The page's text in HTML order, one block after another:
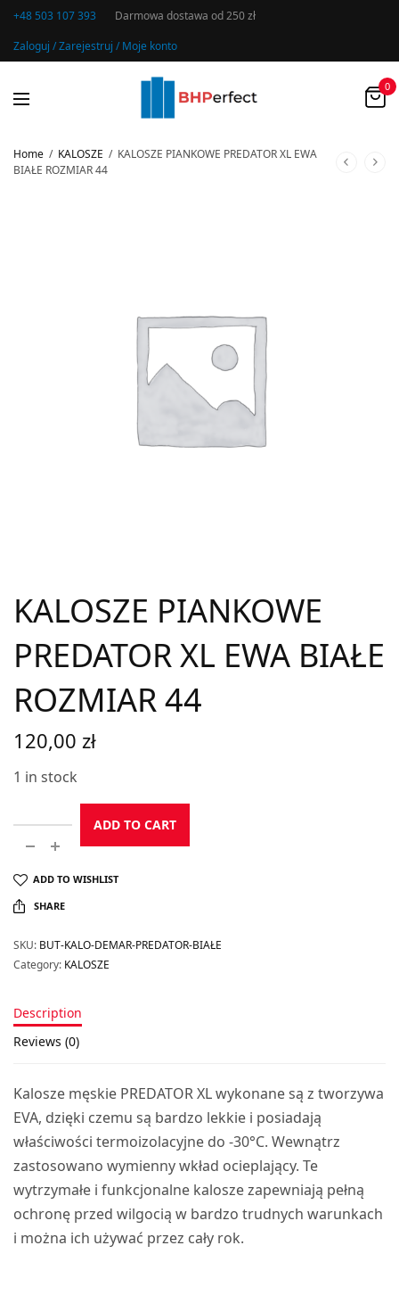
+48 503 107 393 Darmowa dostawa od 250 zł
Zaloguj / Zarejestruj / Moje konto
0
Home / KALOSZE / KALOSZE PIANKOWE PREDATOR XL EWA
BIAŁE ROZMIAR 44
KALOSZE PIANKOWE
PREDATOR XL EWA BIAŁE
ROZMIAR 44
120,00 zł
1 in stock
ADD TO CART
ADD TO WISHLIST
SHARE
SKU: BUT-KALO-DEMAR-PREDATOR-BIAŁE
Category: KALOSZE
Description
Reviews (0)
Kalosze męskie PREDATOR XL wykonane są z tworzywa
EVA, dzięki czemu są bardzo lekkie i posiadają
właściwości termoizolacyjne do -30°C. Wewnątrz
zastosowano wymienny wkład ocieplający. Te
wytrzymałe i funkcjonalne kalosze zapewniają pełną
ochronę przed wilgocią w bardzo trudnych warunkach
i można ich używać przez cały rok.